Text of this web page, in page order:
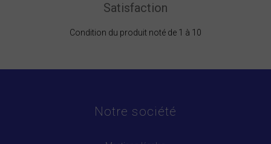
Satisfaction
Condition du produit noté de 1 à 10
Notre société